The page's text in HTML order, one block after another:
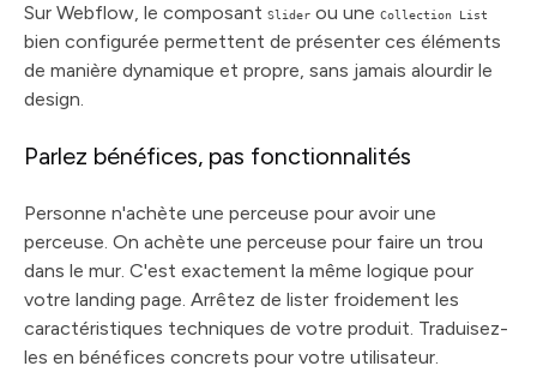
Sur Webflow, le composant Slider ou une Collection List
bien configurée permettent de présenter ces éléments
de manière dynamique et propre, sans jamais alourdir le
design.
Parlez bénéfices, pas fonctionnalités
Personne n'achète une perceuse pour avoir une
perceuse. On achète une perceuse pour faire un trou
dans le mur. C'est exactement la même logique pour
votre landing page. Arrêtez de lister froidement les
caractéristiques techniques de votre produit. Traduisez-
les en bénéfices concrets pour votre utilisateur.